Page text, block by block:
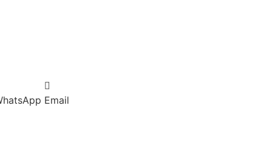
Email